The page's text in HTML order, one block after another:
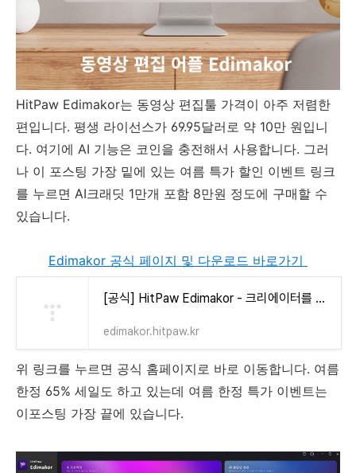
HitPaw Edimakor는 동영상 편집툴 가격이 아주 저렴한
편입니다. 평생 라이선스가 69.95달러로 약 10만 원입니
다. 여기에 AI 기능은 코인을 충전해서 사용합니다. 그러
나 이 포스팅 가장 밑에 있는 여름 특가 할인 이벤트 링크
를 누르면 AI크래딧 1만개 포함 8만원 정도에 구매할 수
있습니다.
Edimakor 공식 페이지 및 다운로드 바로가기
[공식] HitPaw Edimakor - 크리에이터를 위한 AI 동영상 편집기 2026
edimakor.hitpaw.kr
위 링크를 누르면 공식 홈페이지로 바로 이동합니다. 여름
한정 65% 세일도 하고 있는데 여름 한정 특가 이벤트는
이포스팅 가장 끝에 있습니다.